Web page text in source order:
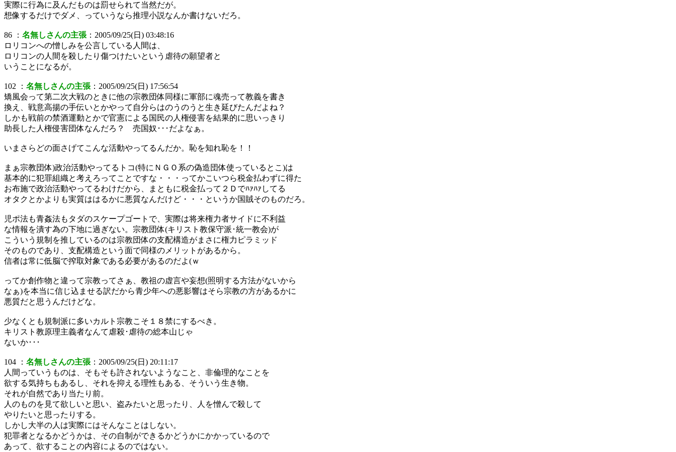
実際に行為に及んだものは罰せられて当然だが。
想像するだけでダメ、っていうなら推理小説なんか書けないだろ。
86 ： 名無しさんの主張 ：2005/09/25(日) 03:48:16
ロリコンへの憎しみを公言している人間は、
ロリコンの人間を殺したり傷つけたいという虐待の願望者と
いうことになるが。
102 ： 名無しさんの主張 ：2005/09/25(日) 17:56:54
矯風会って第二次大戦のときに他の宗教団体同様に軍部に魂売って教義を書き
換え、戦意高揚の手伝いとかやって自分らはのうのうと生き延びたんだよね？
しかも戦前の禁酒運動とかで官憲による国民の人権侵害を結果的に思いっきり
助長した人権侵害団体なんだろ？ 売国奴･･･だよなぁ。
いまさらどの面さげてこんな活動やってるんだか。恥を知れ恥を！！
まぁ宗教団体)政治活動やってるトコ(特にＮＧＯ系の偽造団体使っているとこ)は
基本的に犯罪組織と考えろってことですな・・・ってかこいつら税金払わずに得た
お布施で政治活動やってるわけだから、まともに税金払って２Ｄでﾊｧﾊｧしてる
オタクとかよりも実質ははるかに悪質なんだけど・・・というか国賊そのものだろ。
児ポ法も青姦法もタダのスケープゴートで、実際は将来権力者サイドに不利益
な情報を潰す為の下地に過ぎない。宗教団体(キリスト教保守派･統一教会)が
こういう規制を推しているのは宗教団体の支配構造がまさに権力ピラミッド
そのものであり、支配構造という面で同様のメリットがあるから。
信者は常に低脳で搾取対象である必要があるのだよ(ｗ
ってか創作物と違って宗教ってさぁ、教祖の虚言や妄想(照明する方法がないから
なぁ)を本当に信じ込ませる訳だから青少年への悪影響はそら宗教の方があるかに
悪質だと思うんだけどな。
少なくとも規制派に多いカルト宗教こそ１８禁にするべき。
キリスト教原理主義者なんて虐殺･虐待の総本山じゃ
ないか･･･
104 ： 名無しさんの主張 ：2005/09/25(日) 20:11:17
人間っていうものは、そもそも許されないようなこと、非倫理的なことを
欲する気持ちもあるし、それを抑える理性もある、そういう生き物。
それが自然であり当たり前。
人のものを見て欲しいと思い、盗みたいと思ったり、人を憎んで殺して
やりたいと思ったりする。
しかし大半の人は実際にはそんなことはしない。
犯罪者となるかどうかは、その自制ができるかどうかにかかっているので
あって、欲することの内容によるのではない。